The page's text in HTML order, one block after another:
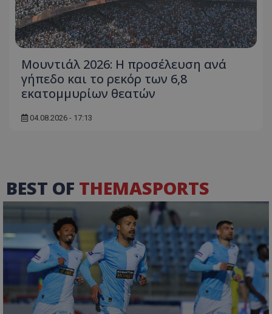
Μουντιάλ 2026: Η προσέλευση ανά
γήπεδο και το ρεκόρ των 6,8
εκατομμυρίων θεατών
04.08.2026 - 17:13
BEST OF THEMASPORTS